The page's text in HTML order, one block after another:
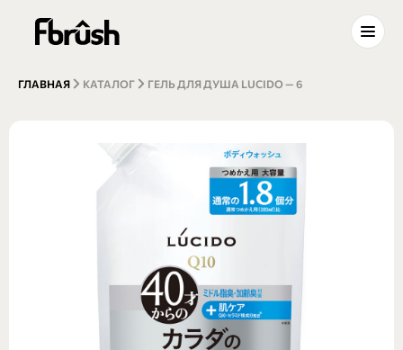
ГЛАВНАЯ КАТАЛОГ ГЕЛЬ ДЛЯ ДУША LUCIDO — 6